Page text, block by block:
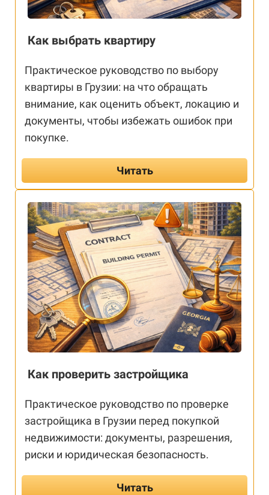
Как выбрать квартиру
Практическое руководство по выбору
квартиры в Грузии: на что обращать
внимание, как оценить объект, локацию и
документы, чтобы избежать ошибок при
покупке.
Читать
Как проверить застройщика
Практическое руководство по проверке
застройщика в Грузии перед покупкой
недвижимости: документы, разрешения,
риски и юридическая безопасность.
Читать